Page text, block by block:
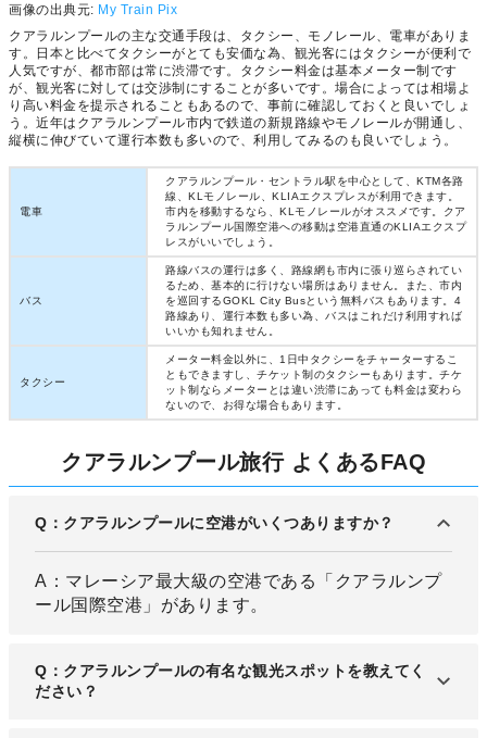
画像の出典元: My Train Pix
クアラルンプールの主な交通手段は、タクシー、モノレール、電車がありま
す。日本と比べてタクシーがとても安価な為、観光客にはタクシーが便利で
人気ですが、都市部は常に渋滞です。タクシー料金は基本メーター制です
が、観光客に対しては交渉制にすることが多いです。場合によっては相場よ
り高い料金を提示されることもあるので、事前に確認しておくと良いでしょ
う。近年はクアラルンプール市内で鉄道の新規路線やモノレールが開通し、
縦横に伸びていて運行本数も多いので、利用してみるのも良いでしょう。
電車
クアラルンプール・セントラル駅を中心として、KTM各路
線、KLモノレール、KLIAエクスプレスが利用できます。
市内を移動するなら、KLモノレールがオススメです。クア
ラルンプール国際空港への移動は空港直通のKLIAエクスプ
レスがいいでしょう。
バス
路線バスの運行は多く、路線網も市内に張り巡らされてい
るため、基本的に行けない場所はありません。また、市内
を巡回するGOKL City Busという無料バスもあります。4
路線あり、運行本数も多い為、バスはこれだけ利用すれば
いいかも知れません。
タクシー
メーター料金以外に、1日中タクシーをチャーターするこ
ともできますし、チケット制のタクシーもあります。チケ
ット制ならメーターとは違い渋滞にあっても料金は変わら
ないので、お得な場合もあります。
クアラルンプール旅行 よくあるFAQ
Q：クアラルンプールに空港がいくつありますか？
A：マレーシア最大級の空港である「クアラルンプ
ール国際空港」があります。
Q：クアラルンプールの有名な観光スポットを教えてく
ださい？